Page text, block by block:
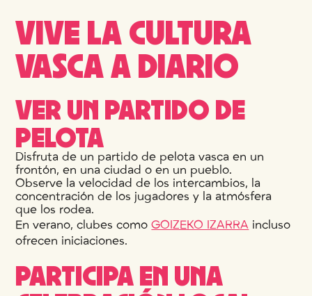
VIVE LA CULTURA
VASCA A DIARIO
VER UN PARTIDO DE
PELOTA
Disfruta de un partido de pelota vasca en un
frontón, en una ciudad o en un pueblo.
Observe la velocidad de los intercambios, la
concentración de los jugadores y la atmósfera
que los rodea.
En verano, clubes comoGOIZEKO IZARRA incluso
ofrecen iniciaciones.
PARTICIPA EN UNA